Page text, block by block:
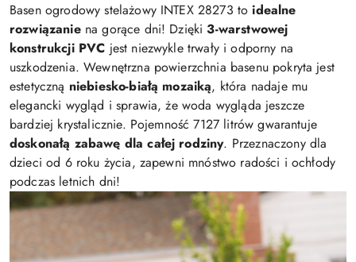
Basen ogrodowy stelażowy INTEX 28273 toidealne
rozwiązaniena gorące dni! Dzięki3-warstwowej
konstrukcji PVC jest niezwykle trwały i odporny na
uszkodzenia. Wewnętrzna powierzchnia basenu pokryta jest
estetyczną niebiesko-białą mozaiką, która nadaje mu
elegancki wygląd i sprawia, że woda wygląda jeszcze
bardziej krystalicznie. Pojemność 7127 litrów gwarantuje
doskonałą zabawę dla całej rodziny. Przeznaczony dla
dzieci od 6 roku życia, zapewni mnóstwo radości i ochłody
podczas letnich dni!